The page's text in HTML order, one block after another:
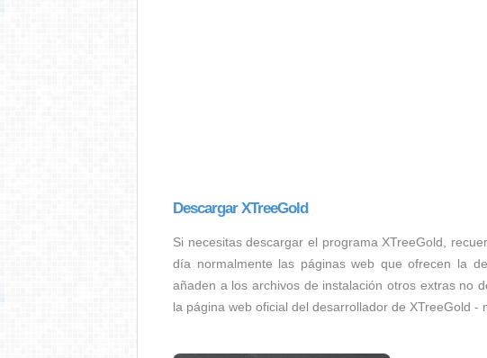
Descargar XTreeGold
Si necesitas descargar el programa XTreeGold,
día normalmente las páginas web que ofrecen la
añaden a los archivos de instalación otros extras no
la página web oficial del desarrollador de XTreeGold -